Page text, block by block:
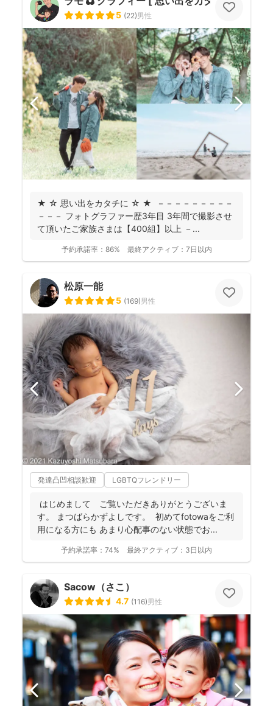
5 (22)男性
★ ☆ 思い出をカタチに ☆ ★ －－－－－－－－－
－－－ フォトグラファー歴3年目 3年間で撮影させ
て頂いたご家族さまは【400組】以上 －...
予約承諾率： 86% 最終アクティブ： 7日以内
松原一能
5 (169)男性
発達凸凹相談歓迎 LGBTQフレンドリー
はじめまして ご覧いただきありがとうございま
す。 まつばらかずよしです。 初めてfotowaをご利
用になる方にも あまり心配事のない状態でお...
予約承諾率： 74% 最終アクティブ： 3日以内
Sacow（さこ）
4.7 (116)男性